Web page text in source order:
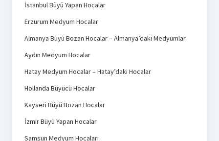
İstanbul Büyü Yapan Hocalar
Erzurum Medyum Hocalar
Almanya Büyü Bozan Hocalar – Almanya’daki Medyumlar
Aydın Medyum Hocalar
Hatay Medyum Hocalar – Hatay’daki Hocalar
Hollanda Büyücü Hocalar
Kayseri Büyü Bozan Hocalar
İzmir Büyü Yapan Hocalar
Samsun Medyum Hocaları